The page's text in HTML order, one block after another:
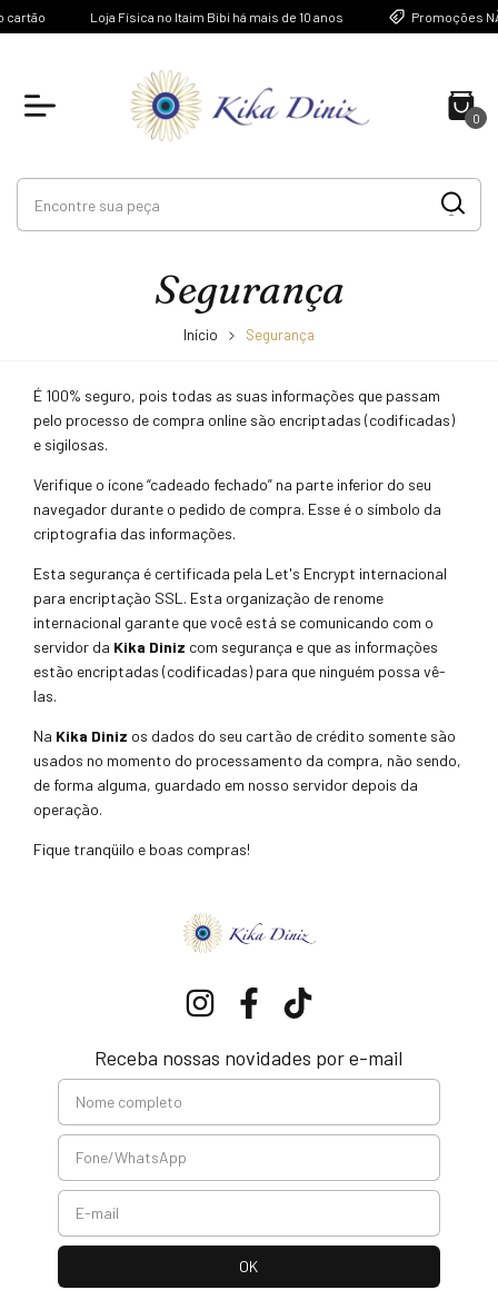
Loja Física no Itaim Bibi há mais de 10 anos Promoções
0
Segurança
Início Segurança
É 100% seguro, pois todas as suas informações que passam
pelo processo de compra online são encriptadas (codificadas)
e sigilosas.
Verifique o ícone “cadeado fechado” na parte inferior do seu
navegador durante o pedido de compra. Esse é o símbolo da
criptografia das informações.
Esta segurança é certificada pela Let's Encrypt internacional
para encriptação SSL. Esta organização de renome
internacional garante que você está se comunicando com o
servidor da Kika Diniz com segurança e que as informações
estão encriptadas (codificadas) para que ninguém possa vê-
las.
Na Kika Diniz os dados do seu cartão de crédito somente são
usados no momento do processamento da compra, não sendo,
de forma alguma, guardado em nosso servidor depois da
operação.
Fique tranqüilo e boas compras!
Receba nossas novidades por e-mail